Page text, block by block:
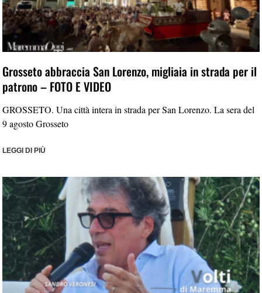
Grosseto abbraccia San Lorenzo, migliaia in strada per il
patrono – FOTO E VIDEO
GROSSETO. Una città intera in strada per San Lorenzo. La sera del
9 agosto Grosseto
LEGGI DI PIÙ